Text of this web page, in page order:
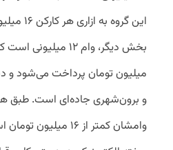
این گروه به ازاری هر کارکن ۱۶ میلیون تومان وام پرداخت می‌شود.
و برون‌شهری جاده‌ای است. طبق
وامشان کمتر از